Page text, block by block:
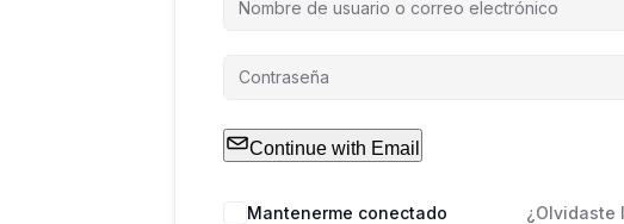
Continue with Email
Mantenerme conectado ¿Olvidaste